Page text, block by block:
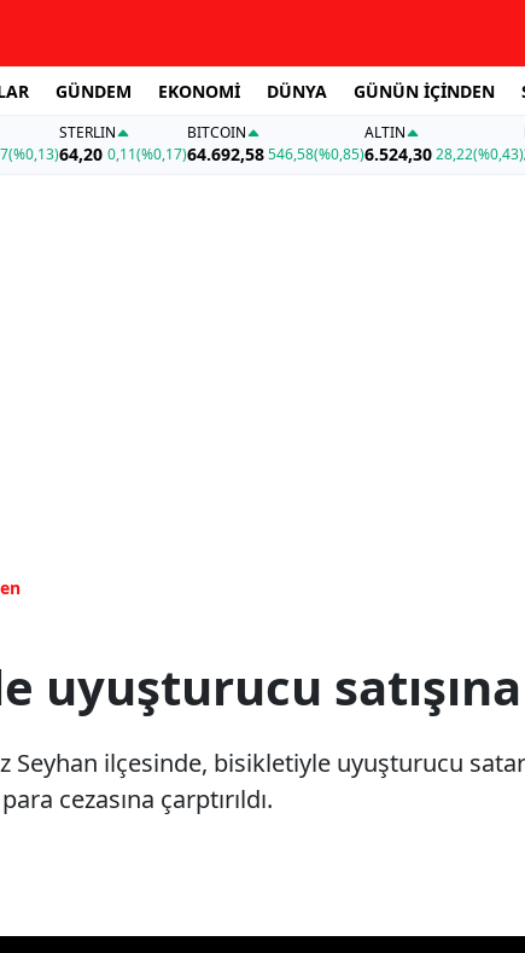
GÜNDEM EKONOMİ DÜNYA GÜNÜN İÇİNDEN
(%0,13)
STERLIN
64,20 0,11(%0,17)
BITCOIN
64.692,58546,58(%0,85)
ALTIN
6.524,3028,22(%0,43)
uyuşturucu
Seyhan ilçesinde, bisikletiyle uyuşturucu
cezasına çarptırıldı.